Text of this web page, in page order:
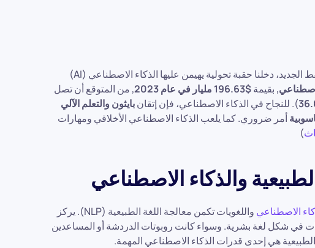
ي عالمنا الرقمي اليوم، حيث البيانات هي النفط الجديد، دخلنا حقبة تحولية يهيمن عليها الذكاء الاصطناعي (AI)
, بقيمة$196.63 مليار في عام 2023
, من المتوقع أن تصل
). للنجاح في الذكاء الاصطناعي، فإن إتقانبايثون والتعلم الآلي
أمر ضروري. كما يلعب الذكاء الاصطناعي الأخلاقي ومهارات
)
والذكاء الاصطناعي
الاصطناعي
واللغويات تكمن معالجة اللغة الطبيعية (NLP). يركز
في شكل لغة بشرية. وسواء كانت روبوتات الدردشة أو المساعدين
الطبيعية هي إحدى قدرات الذكاء الاصطناعي المهمة.